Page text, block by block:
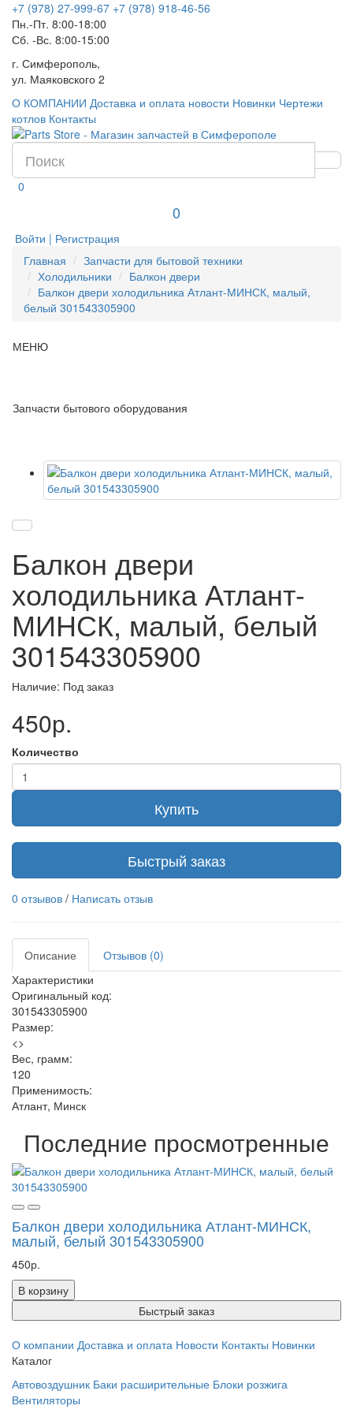
+7 (978) 27-999-67 +7 (978) 918-46-56
Пн.-Пт. 8:00-18:00
Сб. -Вс. 8:00-15:00
г. Симферополь,
ул. Маяковского 2
О КОМПАНИИ Доставка и оплата новости Новинки Чертежи
котлов Контакты
0
0
Войти | Регистрация
Главная
Запчасти для бытовой техники
Холодильники
Балкон двери
Балкон двери холодильника Атлант-МИНСК, малый,
белый 301543305900
МЕНЮ
Запчасти бытового оборудования
Балкон двери
холодильника Атлант-
МИНСК, малый, белый
301543305900
Наличие: Под заказ
450р.
Количество
Купить
Быстрый заказ
0 отзывов / Написать отзыв
Описание
Отзывов (0)
Характеристики
Оригинальный код:
301543305900
Размер:
<>
Вес, грамм:
120
Применимость:
Атлант, Минск
Последние просмотренные
Балкон двери холодильника Атлант-МИНСК,
малый, белый 301543305900
450р.
В корзину
Быстрый заказ
О компании Доставка и оплата Новости Контакты Новинки
Каталог
Автовоздушник Баки расширительные Блоки розжига
Вентиляторы